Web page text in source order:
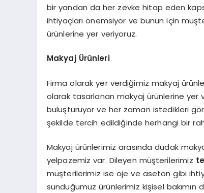
bir yandan da her zevke hitap eden
ihtiyaçları önemsiyor ve bunun için
ürünlerine yer veriyoruz.
Makyaj Ürünleri
Firma olarak yer verdiğimiz makyaj
olarak tasarlanan makyaj ürünlerine yer
buluşturuyor ve her zaman istedikleri
şekilde tercih edildiğinde herhangi bir
Makyaj ürünlerimiz arasında dudak
yelpazemiz var. Dileyen müşterilerimiz
müşterilerimiz ise oje ve aseton gibi
sunduğumuz ürünlerimiz kişisel bakımın